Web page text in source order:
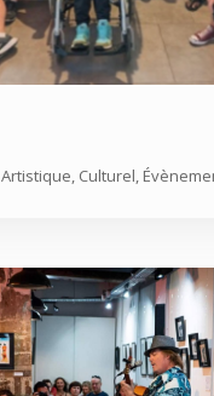
Artistique, Culturel,